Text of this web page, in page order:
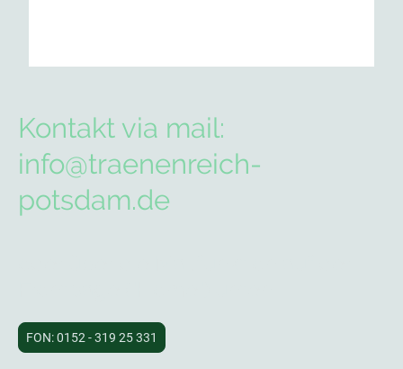
Kontakt via mail:
info@traenenreich-
potsdam.de
FON: 0152 - 319 25 331